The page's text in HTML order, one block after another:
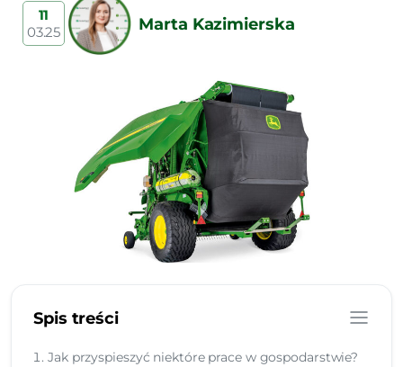
11
03.25
Marta Kazimierska
Spis treści
Jak przyspieszyć niektóre prace w gospodarstwie?